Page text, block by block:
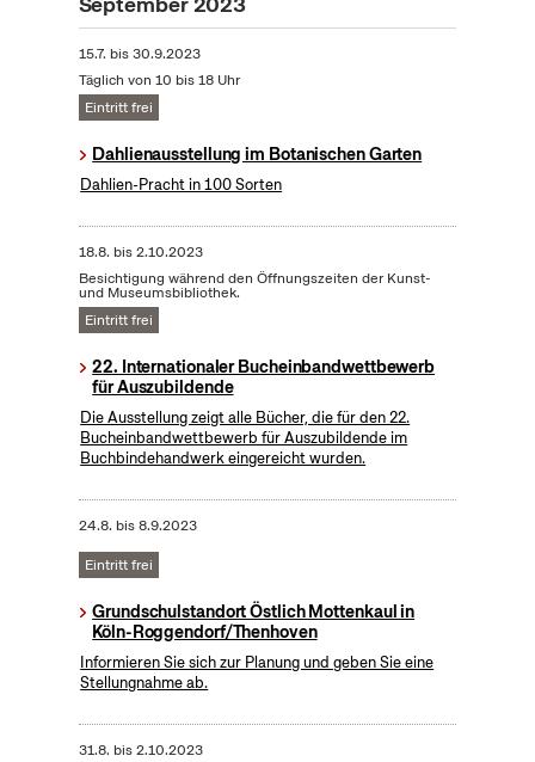
15.7. bis30.9.2023
Täglich von 10 bis 18 Uhr
Eintritt frei
Dahlienausstellung im Botanischen Garten
Dahlien-Pracht in 100 Sorten
18.8. bis2.10.2023
Besichtigung während den Öffnungszeiten der Kunst-
und Museumsbibliothek.
Eintritt frei
22. Internationaler Bucheinbandwettbewerb
für Auszubildende
Die Ausstellung zeigt alle Bücher, die für den 22.
Bucheinbandwettbewerb für Auszubildende im
Buchbindehandwerk eingereicht wurden.
24.8. bis8.9.2023
Eintritt frei
Grundschulstandort Östlich Mottenkaul in
Köln-Roggendorf/Thenhoven
Informieren Sie sich zur Planung und geben Sie eine
Stellungnahme ab.
31.8. bis2.10.2023